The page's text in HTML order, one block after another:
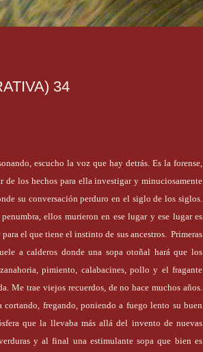
34
escucho la voz que hay detrás. Es la forense,
los hechos para ella investigar y minuciosamente
su conversación perduro en el siglo de los siglos.
ellos murieron en ese lugar y ese lugar es
el que tiene el instinto de sus ancestros. Primeras
a calderos donde una sopa otoñal hará que los
pimiento, calabacines, pollo y el fragante
Me trae viejos recuerdos, de no hace muchos años.
fregando, poniendo a fuego lento su buen
que la llevaba más allá del invento de nuevas
y al final una estimulante sopa que bien es